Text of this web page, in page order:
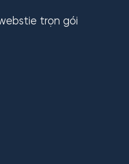
trọn gói